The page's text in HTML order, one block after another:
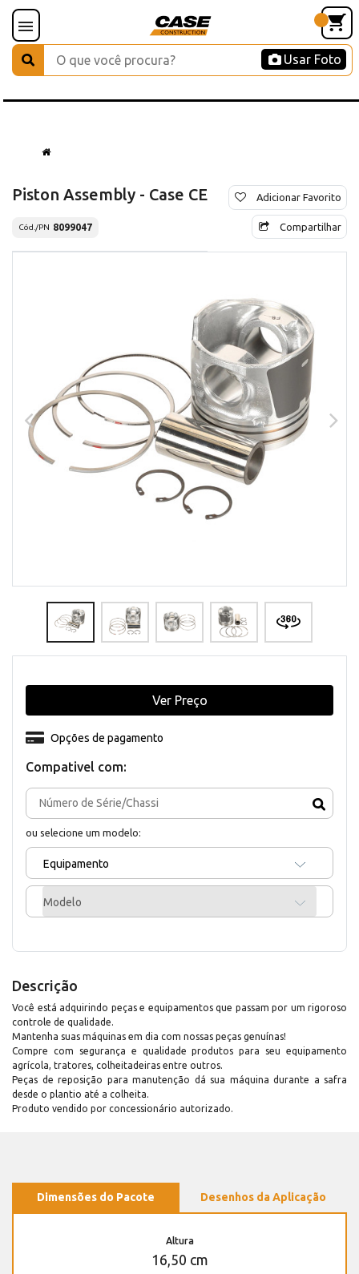
Usar Foto
Piston Assembly - Case CE
Cód./PN 8099047
Adicionar Favorito
Compartilhar
Compativel com:
ou selecione um modelo:
Equipamento
Modelo
Opções de pagamento
Ver Preço
Descrição
Você está adquirindo peças e equipamentos que passam por um rigoroso
controle de qualidade.
Mantenha suas máquinas em dia com nossas peças genuínas!
Compre com segurança e qualidade produtos para seu equipamento
agrícola, tratores, colheitadeiras entre outros.
Peças de reposição para manutenção dá sua máquina durante a safra
desde o plantio até a colheita.
Produto vendido por concessionário autorizado.
Dimensões do Pacote Desenhos da Aplicação
Altura
16,50 cm